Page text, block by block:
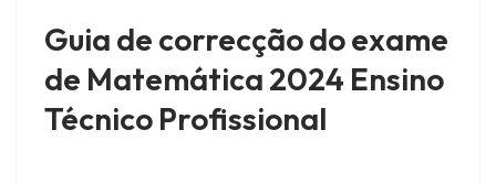
Guia de correcção do exame
de Matemática 2024 Ensino
Técnico Profissional